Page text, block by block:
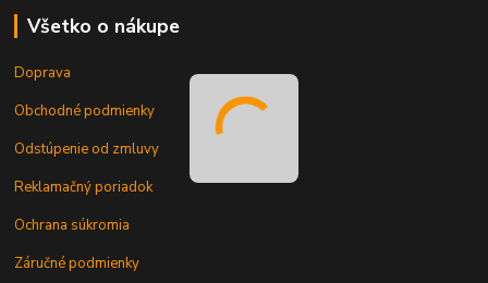
Všetko o nákupe
Doprava
Obchodné podmienky
Odstúpenie od zmluvy
Reklamačný poriadok
Ochrana súkromia
Záručné podmienky